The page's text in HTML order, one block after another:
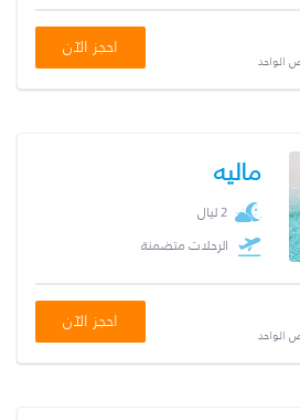
الواحد
احجز الآن
ماليه
2 ليال
الرحلات متضمنة
الواحد
احجز الآن